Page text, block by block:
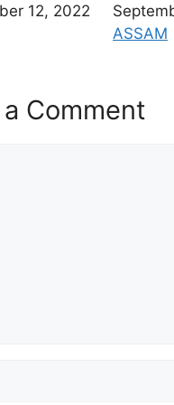
12, 2022
to
Date
In
ASSAM
Comment